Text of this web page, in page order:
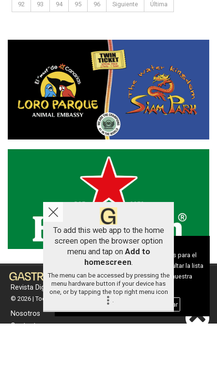
92 93 94 95 96 Siguiente Última
Revista Digital de gastronomía
© 2026 | Todos los derechos reservados
Nosotros
Contacto
To add this web app to the home
screen open the browser option
menu and tap on Add to
homescreen.
The menu can be accessed by pressing the
menu hardware button if your device has
one, or by tapping the top right menu icon
.
Aviso sobre el Uso de cookies:
Utilizamos cookies nuestras y de terceros para el
funcionamiento del digital. Puedes consultar la lista
de cookies y como desconectarlas. Ver nuestra
Política de Privacidad y Cookies
Aceptar Cookies Personalizar